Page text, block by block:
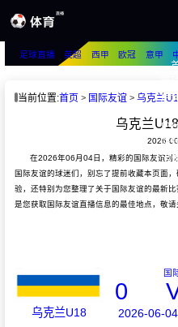
足
足
篮
足
足球直播 英超 西甲 欧冠 意甲
当前位置:首页 国际友谊 乌克兰
乌克兰
2026-
在2026年06月04日，精彩的国际友谊对
国际友谊的球迷们，别忘了提前收藏本页面
验，还特别为您整理了关于国际友谊的最新
是您获取国际友谊直播信息的最佳地点，敬请
乌克兰U18
国
0
2026-06-